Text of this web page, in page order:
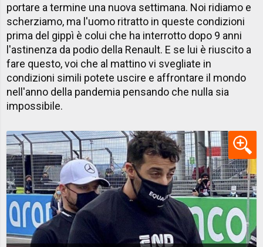
portare a termine una nuova settimana. Noi ridiamo e
scherziamo, ma l'uomo ritratto in queste condizioni
prima del gippì è colui che ha interrotto dopo 9 anni
l'astinenza da podio della Renault. E se lui è riuscito a
fare questo, voi che al mattino vi svegliate in
condizioni simili potete uscire e affrontare il mondo
nell'anno della pandemia pensando che nulla sia
impossibile.